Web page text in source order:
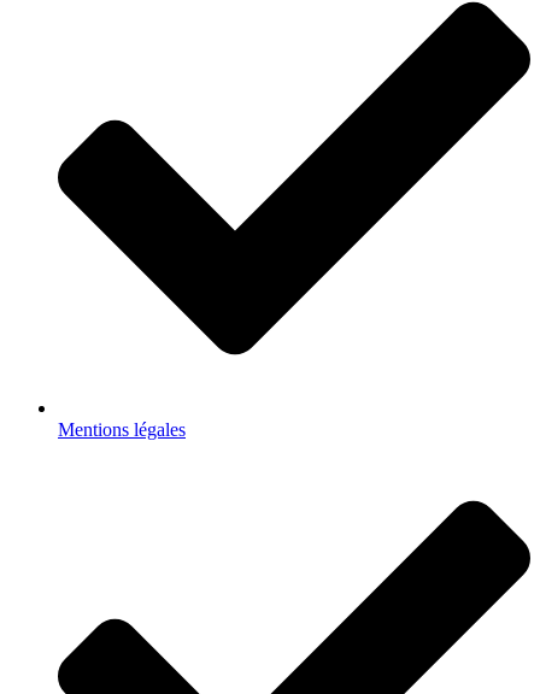
Mentions légales